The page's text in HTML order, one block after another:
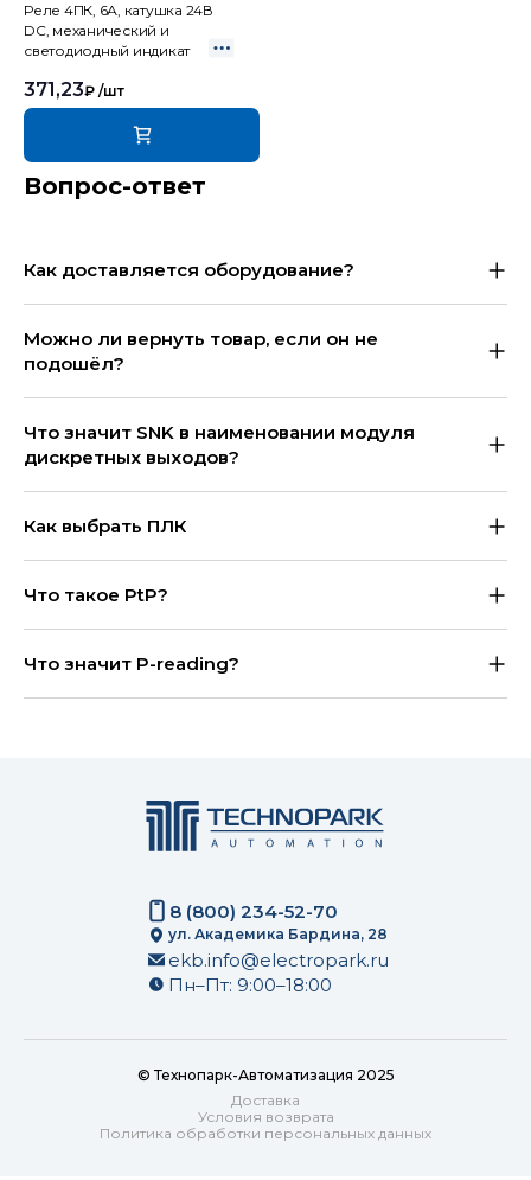
Реле 4ПК, 6А, катушка 24В
DC, механический и
светодиодный индикат
371,23₽ /шт
Вопрос-ответ
Как доставляется оборудование?
Можно ли вернуть товар, если он не
подошёл?
Что значит SNK в наименовании модуля
дискретных выходов?
Как выбрать ПЛК
Что такое PtP?
Что значит P-reading?
8 (800) 234-52-70
ул. Академика Бардина, 28
ekb.info@electropark.ru
Пн–Пт: 9:00–18:00
© Технопарк-Автоматизация 2025
Доставка
Условия возврата
Политика обработки персональных данных